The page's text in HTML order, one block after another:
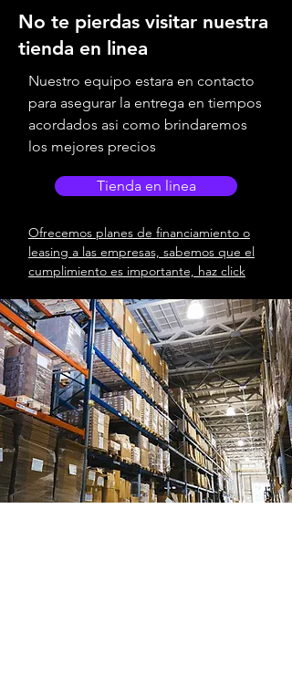
No te pierdas visitar nuestra
tienda en linea
Nuestro equipo estara en contacto
para asegurar la entrega en tiempos
acordados asi como brindaremos
los mejores precios
Tienda en linea
Ofrecemos planes de financiamiento o
leasing a las empresas, sabemos que el
cumplimiento es importante, haz click